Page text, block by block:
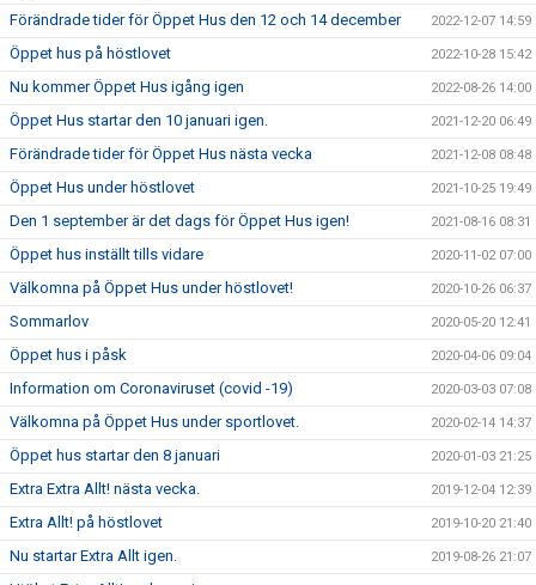
Förändrade tider för Öppet Hus den 12 och 14 december 2022-12-07 14:59
Öppet hus på höstlovet 2022-10-28 15:42
Nu kommer Öppet Hus igång igen 2022-08-26 14:00
Öppet Hus startar den 10 januari igen. 2021-12-20 06:49
Förändrade tider för Öppet Hus nästa vecka 2021-12-08 08:48
Öppet Hus under höstlovet 2021-10-25 19:49
Den 1 september är det dags för Öppet Hus igen! 2021-08-16 08:31
Öppet hus inställt tills vidare 2020-11-02 07:00
Välkomna på Öppet Hus under höstlovet! 2020-10-26 06:37
Sommarlov 2020-05-20 12:41
Öppet hus i påsk 2020-04-06 09:04
Information om Coronaviruset (covid -19) 2020-03-03 07:08
Välkomna på Öppet Hus under sportlovet. 2020-02-14 14:37
Öppet hus startar den 8 januari 2020-01-03 21:25
Extra Extra Allt! nästa vecka. 2019-12-04 12:39
Extra Allt! på höstlovet 2019-10-20 21:40
Nu startar Extra Allt igen. 2019-08-26 21:07